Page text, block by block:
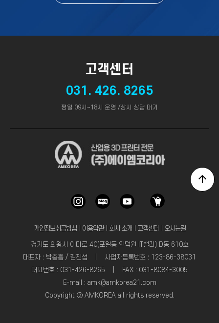
고객센터
031. 426. 8265
평일 09시~18시 운영 /상시 상담 대기
개인정보취급방침｜ 이용약관｜ 회사 소개 고객센터 오시는길
경기도 의왕시 이미로 40(포일동 인덕원 IT밸리) D동 610호
대표자 : 박충흠 / 김진섭 | 사업자등록번호 : 123-86-38031
대표번호 : 031-426-8265 | FAX : 031-8084-3005
E-mail : amk@amkorea21.com
Copyright ⓒ AMKOREA all rights reserved.